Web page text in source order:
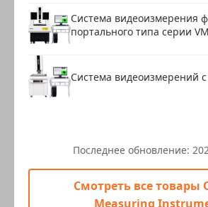
Система видеоизмерения
портального типа серии
Система видеоизмерений
Последнее обновление:
Смотреть все товары
Measuring